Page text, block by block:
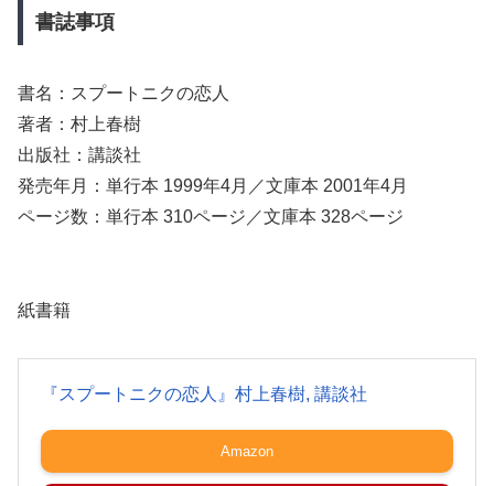
書誌事項
書名：スプートニクの恋人
著者：村上春樹
出版社：講談社
発売年月：単行本 1999年4月／文庫本 2001年4月
ページ数：単行本 310ページ／文庫本 328ページ
紙書籍
『スプートニクの恋人』村上春樹, 講談社
Amazon